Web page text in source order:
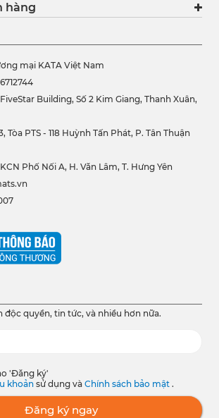
hàng
mại KATA Việt Nam
Building, Số 2 Kim Giang, Thanh Xuân,
Tòa PTS - 118 Huỳnh Tấn Phát, P. Tân Thuận
Phố Nối A, H. Văn Lâm, T. Hưng Yên
độc quyền, tin tức, và nhiều hơn nữa.
'Đăng ký'
khoản sử dụng và Chính sách bảo mật .
Đăng ký ngay